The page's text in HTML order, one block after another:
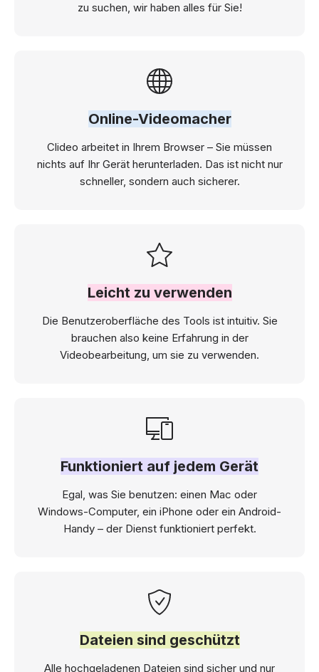
zu suchen, wir haben alles für Sie!
Online-Videomacher
Clideo arbeitet in Ihrem Browser – Sie müssen
nichts auf Ihr Gerät herunterladen. Das ist nicht nur
schneller, sondern auch sicherer.
Leicht zu verwenden
Die Benutzeroberfläche des Tools ist intuitiv. Sie
brauchen also keine Erfahrung in der
Videobearbeitung, um sie zu verwenden.
Funktioniert auf jedem Gerät
Egal, was Sie benutzen: einen Mac oder
Windows-Computer, ein iPhone oder ein Android-
Handy – der Dienst funktioniert perfekt.
Dateien sind geschützt
Alle hochgeladenen Dateien sind sicher und nur